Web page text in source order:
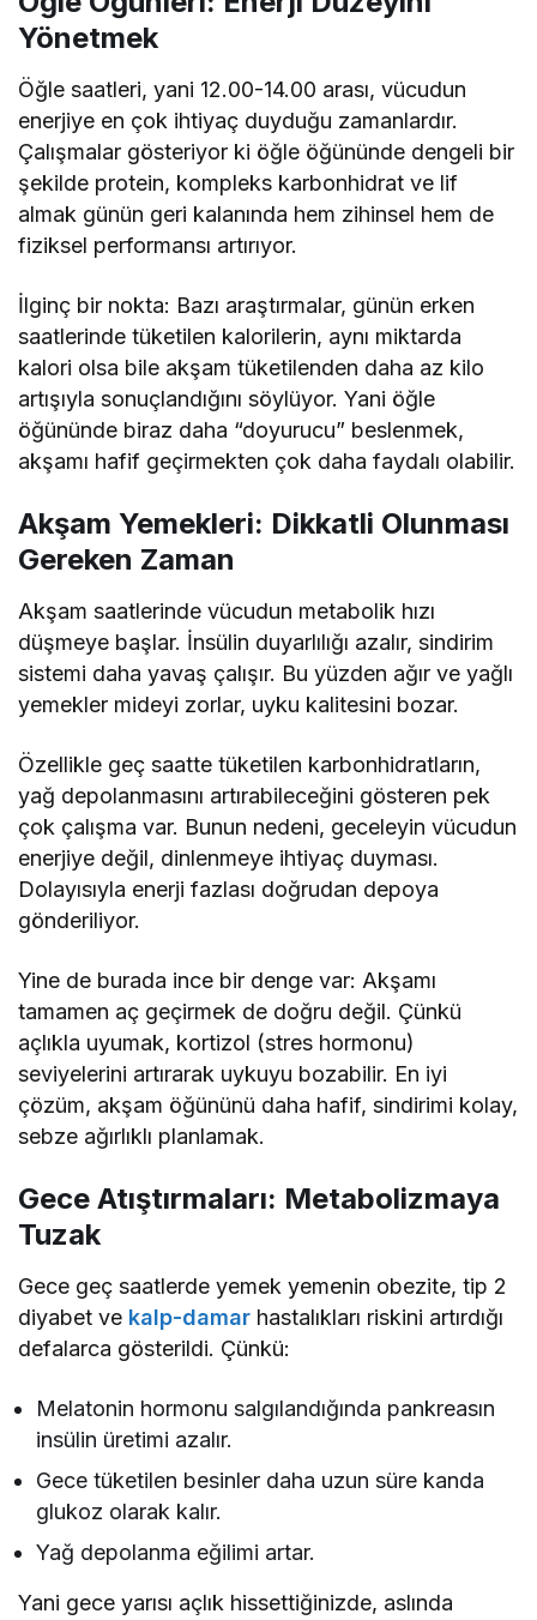
Yönetmek
Öğle saatleri, yani 12.00-14.00 arası, vücudun
enerjiye en çok ihtiyaç duyduğu zamanlardır.
Çalışmalar gösteriyor ki öğle öğününde dengeli bir
şekilde protein, kompleks karbonhidrat ve lif
almak günün geri kalanında hem zihinsel hem de
fiziksel performansı artırıyor.
İlginç bir nokta: Bazı araştırmalar, günün erken
saatlerinde tüketilen kalorilerin, aynı miktarda
kalori olsa bile akşam tüketilenden daha az kilo
artışıyla sonuçlandığını söylüyor. Yani öğle
öğününde biraz daha “doyurucu” beslenmek,
akşamı hafif geçirmekten çok daha faydalı olabilir.
Akşam Yemekleri: Dikkatli Olunması
Gereken Zaman
Akşam saatlerinde vücudun metabolik hızı
düşmeye başlar. İnsülin duyarlılığı azalır, sindirim
sistemi daha yavaş çalışır. Bu yüzden ağır ve yağlı
yemekler mideyi zorlar, uyku kalitesini bozar.
Özellikle geç saatte tüketilen karbonhidratların,
yağ depolanmasını artırabileceğini gösteren pek
çok çalışma var. Bunun nedeni, geceleyin vücudun
enerjiye değil, dinlenmeye ihtiyaç duyması.
Dolayısıyla enerji fazlası doğrudan depoya
gönderiliyor.
Yine de burada ince bir denge var: Akşamı
tamamen aç geçirmek de doğru değil. Çünkü
açlıkla uyumak, kortizol (stres hormonu)
seviyelerini artırarak uykuyu bozabilir. En iyi
çözüm, akşam öğününü daha hafif, sindirimi kolay,
sebze ağırlıklı planlamak.
Gece Atıştırmaları: Metabolizmaya
Tuzak
Gece geç saatlerde yemek yemenin obezite, tip 2
diyabet ve kalp-damar hastalıkları riskini artırdığı
defalarca gösterildi. Çünkü:
Melatonin hormonu salgılandığında pankreasın
insülin üretimi azalır.
Gece tüketilen besinler daha uzun süre kanda
glukoz olarak kalır.
Yağ depolanma eğilimi artar.
Yani gece yarısı açlık hissettiğinizde, aslında